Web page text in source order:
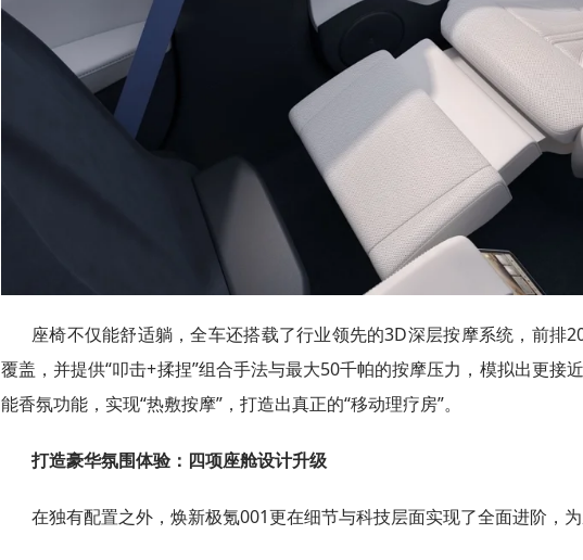
座椅不仅能舒适躺，全车还搭载了行业领先的3D深层按摩系统，前排
覆盖，并提供“叩击+揉捏”组合手法与最大50千帕的按摩压力，模拟出更接
能香氛功能，实现“热敷按摩”，打造出真正的“移动理疗房”。
打造豪华氛围体验：四项座舱设计升级
在独有配置之外，焕新极氪001更在细节与科技层面实现了全面进阶，